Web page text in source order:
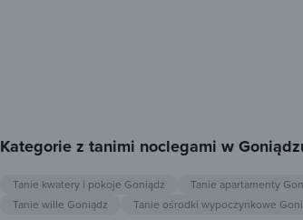
Kategorie z tanimi noclegami w
Tanie kwatery i pokoje Goniądz Tanie apartamenty
Tanie wille Goniądz
Tanie ośrodki wypoczynkowe